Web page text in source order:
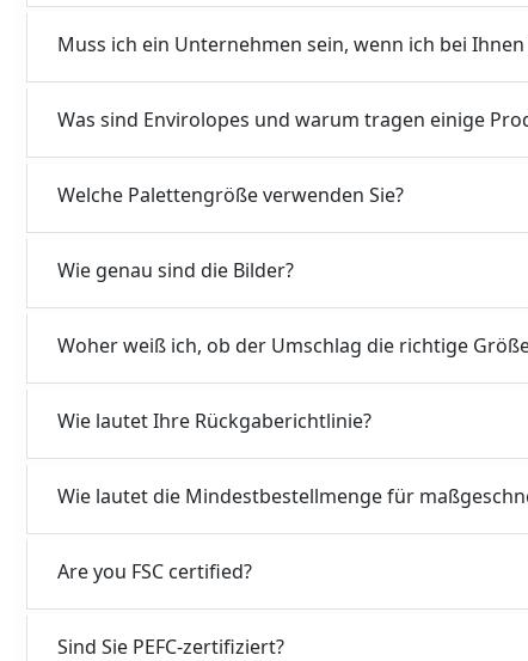
Muss ich ein Unternehmen sein, wenn ich bei
Was sind Envirolopes und warum tragen einige
Welche Palettengröße verwenden Sie?
Wie genau sind die Bilder?
Woher weiß ich, ob der Umschlag die richtige
Wie lautet Ihre Rückgaberichtlinie?
Wie lautet die Mindestbestellmenge für
Are you FSC certified?
Sind Sie PEFC-zertifiziert?